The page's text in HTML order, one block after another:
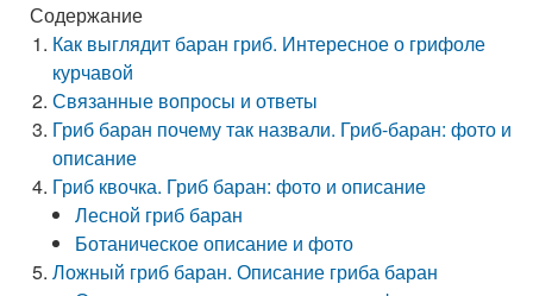
Содержание
Как выглядит баран гриб. Интересное о грифоле
курчавой
Связанные вопросы и ответы
Гриб баран почему так назвали. Гриб-баран: фото и
описание
Гриб квочка. Гриб баран: фото и описание
Лесной гриб баран
Ботаническое описание и фото
Ложный гриб баран. Описание гриба баран